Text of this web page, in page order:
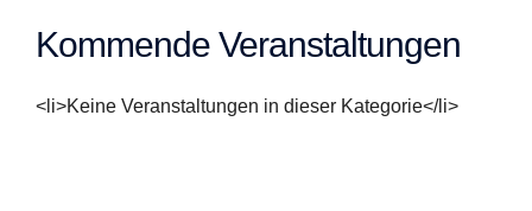
Kommende Veranstaltungen
<li>Keine Veranstaltungen in dieser Kategorie</li>